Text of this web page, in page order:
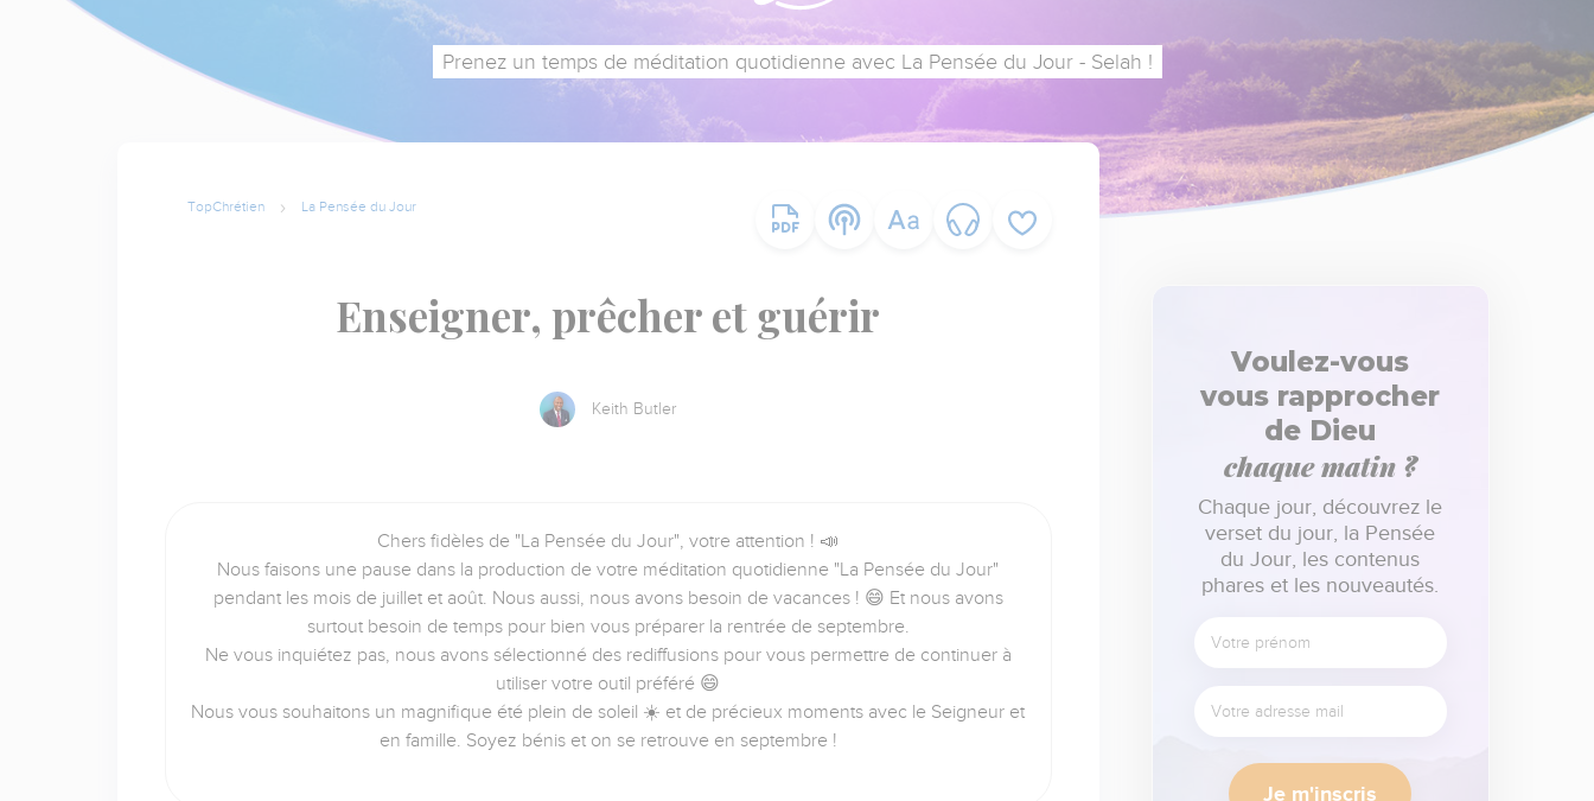
Prenez un temps de méditation quotidienne avec La Pensée du Jour - Selah !
TopChrétien La Pensée du Jour
Enseigner, prêcher et guérir
Keith Butler
Chers fidèles de "La Pensée du Jour", votre attention ! 📣
Nous faisons une pause dans la production de votre méditation quotidienne "La Pensée du Jour"
pendant les mois de juillet et août. Nous aussi, nous avons besoin de vacances ! 😄 Et nous avons
surtout besoin de temps pour bien vous préparer la rentrée de septembre.
Ne vous inquiétez pas, nous avons sélectionné des rediffusions pour vous permettre de continuer à
utiliser votre outil préféré 😄
Nous vous souhaitons un magnifique été plein de soleil ☀️ et de précieux moments avec le Seigneur et
en famille. Soyez bénis et on se retrouve en septembre !
Voulez-vous
vous rapprocher
de Dieu
chaque matin ?
Chaque jour, découvrez le
verset du jour, la Pensée
du Jour, les contenus
phares et les nouveautés.
Je m'inscris